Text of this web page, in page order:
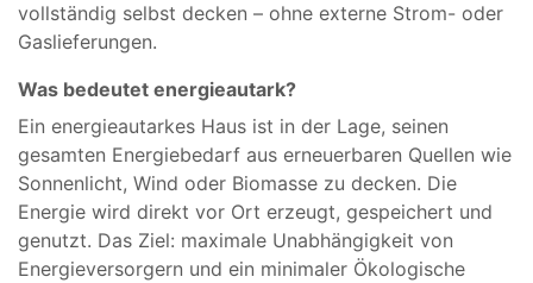
vollständig selbst decken – ohne externe Strom- oder
Gaslieferungen.
Was bedeutet energieautark?
Ein energieautarkes Haus ist in der Lage, seinen
gesamten Energiebedarf aus erneuerbaren Quellen wie
Sonnenlicht, Wind oder Biomasse zu decken. Die
Energie wird direkt vor Ort erzeugt, gespeichert und
genutzt. Das Ziel: maximale Unabhängigkeit von
Energieversorgern und ein minimaler Ökologische